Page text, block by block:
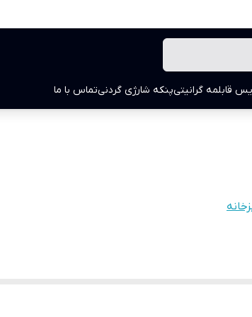
قابلمه گرانیتیپنکه شارژی گردنیتماس با ما